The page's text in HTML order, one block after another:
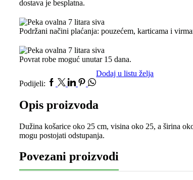
dostava je besplatna.
Podržani načini plaćanja: pouzećem, karticama i
Povrat robe moguć unutar 15 dana.
Dodaj u listu želja
Podijeli:
Opis proizvoda
Dužina košarice oko 25 cm, visina oko 25, a širina
mogu postojati odstupanja.
Povezani proizvodi